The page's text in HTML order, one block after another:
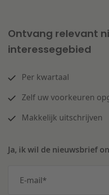
Ontvang relevant
interessegebied
Per kwartaal
Zelf uw voorkeuren
Makkelijk uitschrijven
Ja, ik wil de nieuwsbrief
E-mail*